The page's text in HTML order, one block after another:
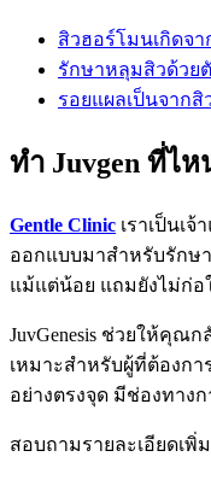
สิวฮอร์โมนเกิดจา
รักษาหลุมสิวด้วย
รอยแผลเป็นจาก
ทำ Juvgen ที่ไ
Gentle Clinic เราเป็นเ
ออกแบบมาสำหรับรักษ
แม้แต่น้อย แถมยังไม่ก่อ
JuvGenesis ช่วยให้คุณ
เหมาะสำหรับผู้ที่ต้องก
อย่างตรงจุด มีช่องทาง
สอบถามรายละเอียดเพิ่